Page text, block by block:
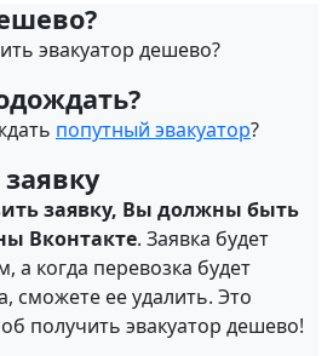
эвакуатор дешево?
попутный эвакуатор?
заявку, Вы должны быть
Вконтакте. Заявка будет
а когда перевозка будет
сможете ее удалить. Это
получить эвакуатор дешево!